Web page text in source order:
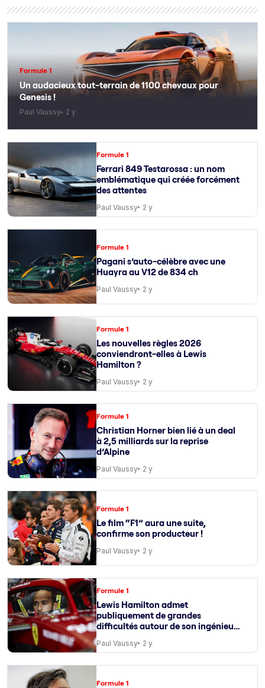
Formule 1
Un audacieux tout-terrain de 1100 chevaux pour
Genesis !
Paul Vaussy 2 y
Formule 1
Ferrari 849 Testarossa : un nom
emblématique qui créée forcément
des attentes
Paul Vaussy 2 y
Formule 1
Pagani s’auto-célèbre avec une
Huayra au V12 de 834 ch
Paul Vaussy 2 y
Formule 1
Les nouvelles règles 2026
conviendront-elles à Lewis
Hamilton ?
Paul Vaussy 2 y
Formule 1
Christian Horner bien lié à un deal
à 2,5 milliards sur la reprise
d’Alpine
Paul Vaussy 2 y
Formule 1
Le film “F1” aura une suite,
confirme son producteur !
Paul Vaussy 2 y
Formule 1
Lewis Hamilton admet
publiquement de grandes
difficultés autour de son ingénieur
Paul Vaussy 2 y
Formule 1